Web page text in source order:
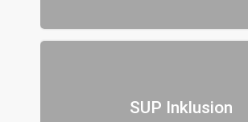
SUP Inklusion